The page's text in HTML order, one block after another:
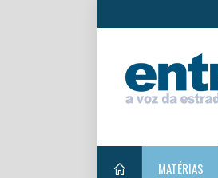
MATÉRIAS